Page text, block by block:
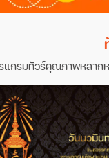
แกรมทัวร์คุณภาพหลาก